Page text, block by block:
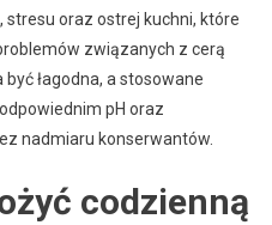
oraz ostrej kuchni, które
związanych z cerą
łagodna, a stosowane
pH oraz
nadmiaru konserwantów.
codzienną